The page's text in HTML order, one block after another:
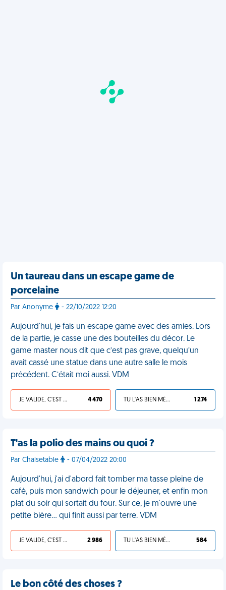
Un taureau dans un escape game de
porcelaine
Par Anonyme - 22/10/2022 12:20
Aujourd'hui, je fais un escape game avec des amies. Lors
de la partie, je casse une des bouteilles du décor. Le
game master nous dit que c’est pas grave, quelqu’un
avait cassé une statue dans une autre salle le mois
précédent. C’était moi aussi. VDM
JE VALIDE, C'EST UNE VDM 4 470 TU L'AS BIEN MÉRITÉ 1 274
T'as la polio des mains ou quoi ?
Par Chaisetable - 07/04/2022 20:00
Aujourd'hui, j'ai d'abord fait tomber ma tasse pleine de
café, puis mon sandwich pour le déjeuner, et enfin mon
plat du soir qui sortait du four. Sur ce, je m'ouvre une
petite bière… qui finit aussi par terre. VDM
JE VALIDE, C'EST UNE VDM 2 986 TU L'AS BIEN MÉRITÉ 584
Le bon côté des choses ?